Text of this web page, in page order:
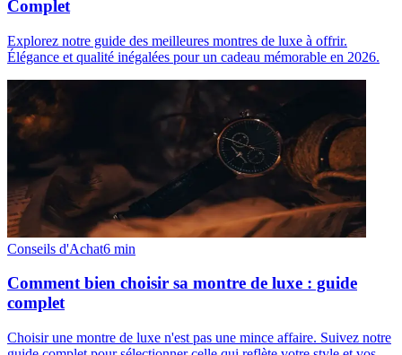
Complet
Explorez notre guide des meilleures montres de luxe à offrir.
Élégance et qualité inégalées pour un cadeau mémorable en 2026.
Conseils d'Achat6 min
Comment bien choisir sa montre de luxe : guide
complet
Choisir une montre de luxe n'est pas une mince affaire. Suivez notre